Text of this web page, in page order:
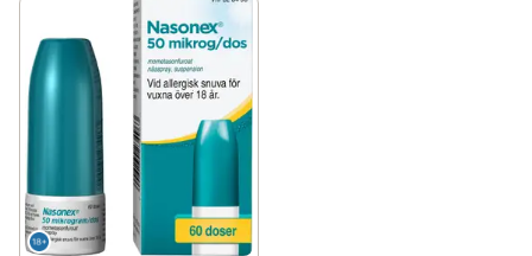
Kost och hälsa
✓ Förkylning (5)
Vitaminer och kosttillskott
Åldersgräns 18+ receptfria läkemedel
✓ Ögon och öron (1)